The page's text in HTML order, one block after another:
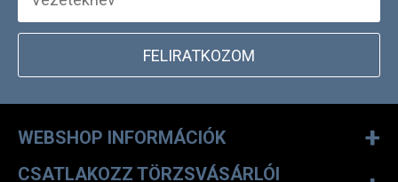
FELIRATKOZOM
WEBSHOP INFORMÁCIÓK +
CSATLAKOZZ TÖRZSVÁSÁRLÓI